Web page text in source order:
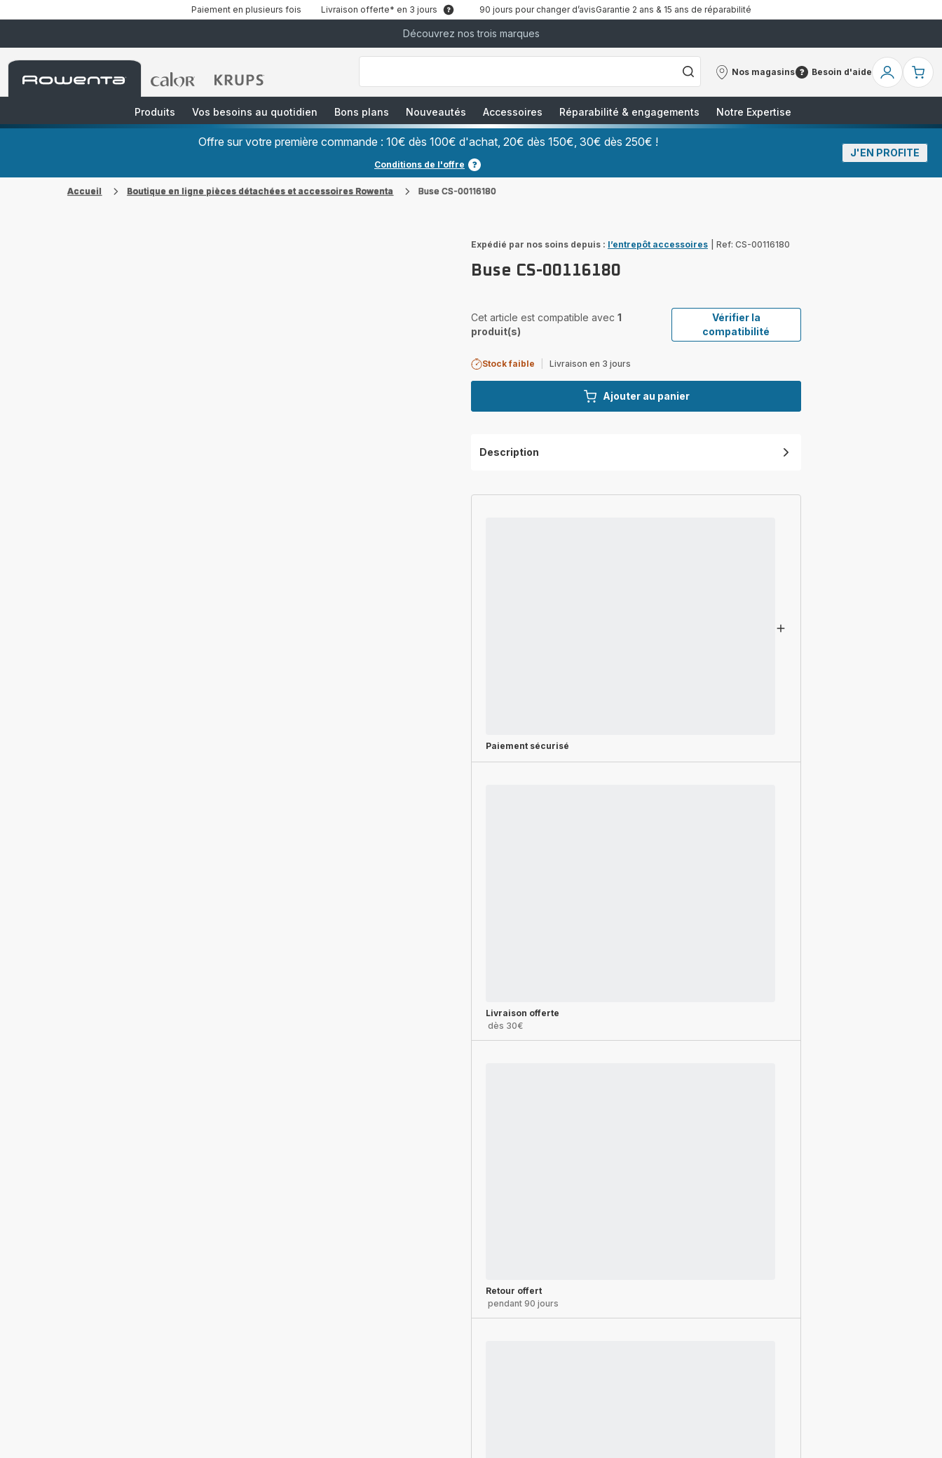
Paiement en plusieurs fois Livraison offerte* en 3 jours 90 jours pour changer d’avisGarantie 2 ans & 15 ans de réparabilité
Découvrez nos trois marques
Accueil
Rowenta
Accueil
Accueil
["Que
recherchez-
Café
Grains","Centrales
Vapeurs","Sèche
Nos magasins
Nos
Besoin d'aide
Besoin
Mon
Produits
Vos besoins au quotidien Bons plans Nouveautés Accessoires Réparabilité & engagements Notre Expertise
Offre sur votre première commande : 10€ dès 100€ d'achat, 20€ dès 150€, 30€ dès 250€ !
Conditions de l'offre
J'EN PROFITE
Accueil Boutique en ligne pièces détachées et accessoires Rowenta Buse CS-00116180
Expédié par nos soins depuis : l’entrepôt accessoires Ref: CS-00116180
Buse CS-00116180
Cet article est compatible avec 1
produit(s)
Vérifier la
compatibilité
Stock faible Livraison en 3 jours
Ajouter au panier
Description
Paiement sécurisé
Livraison offerte
dès 30€
Retour offert
pendant 90 jours